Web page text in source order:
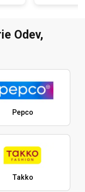
Odev,
Pepco
Takko